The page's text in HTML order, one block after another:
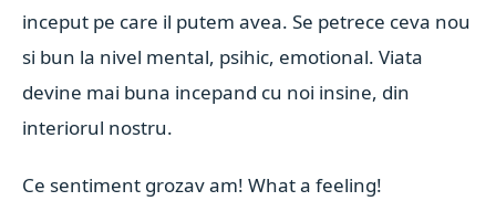
inceput pe care il putem avea. Se petrece ceva nou
si bun la nivel mental, psihic, emotional. Viata
devine mai buna incepand cu noi insine, din
interiorul nostru.
Ce sentiment grozav am! What a feeling!